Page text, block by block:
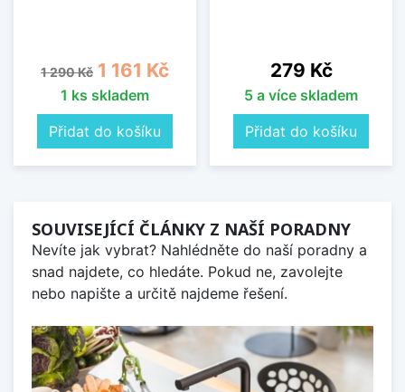
Běžná cena
1 290 Kč Cena
1 161 Kč
1 ks skladem
Přidat do košíku
Cena
279 Kč
5 a více skladem
Přidat do košíku
SOUVISEJÍCÍ ČLÁNKY Z NAŠÍ PORADNY
Nevíte jak vybrat? Nahlédněte do naší poradny a
snad najdete, co hledáte. Pokud ne, zavolejte
nebo napište a určitě najdeme řešení.